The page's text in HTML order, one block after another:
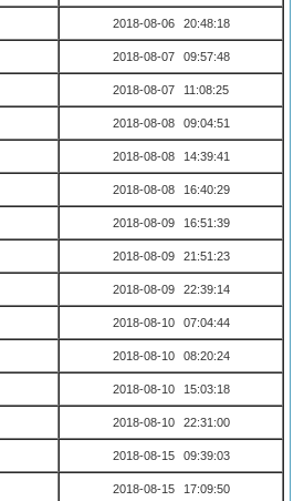
2018-08-06 20:48:18
2018-08-07 09:57:48
2018-08-07 11:08:25
2018-08-08 09:04:51
2018-08-08 14:39:41
2018-08-08 16:40:29
2018-08-09 16:51:39
2018-08-09 21:51:23
2018-08-09 22:39:14
2018-08-10 07:04:44
2018-08-10 08:20:24
2018-08-10 15:03:18
2018-08-10 22:31:00
2018-08-15 09:39:03
2018-08-15 17:09:50